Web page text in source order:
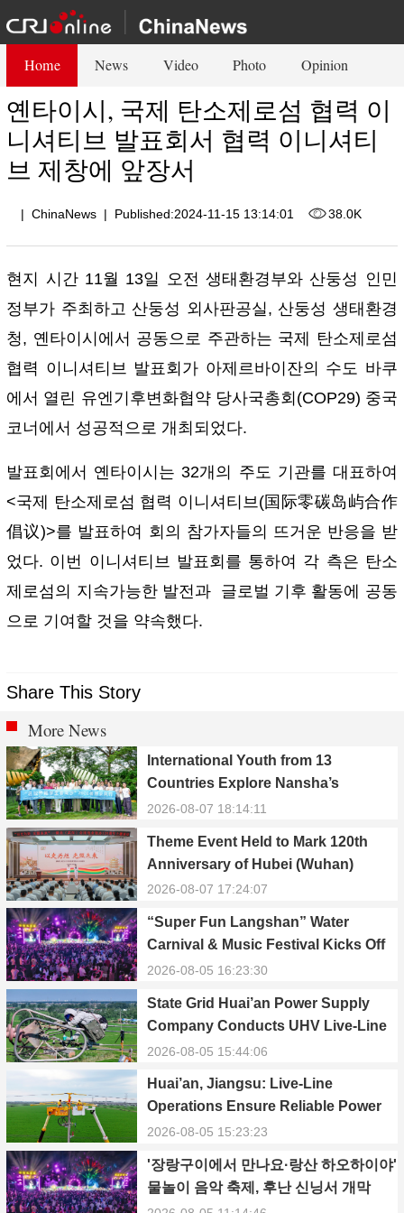
Home News Video Photo Opinion
옌타이시, 국제 탄소제로섬 협력 이
니셔티브 발표회서 협력 이니셔티
브 제창에 앞장서
| ChinaNews | Published:2024-11-15 13:14:01 38.0K
현지 시간 11월 13일 오전 생태환경부와 산둥성 인민
정부가 주최하고 산둥성 외사판공실, 산둥성 생태환경
청, 옌타이시에서 공동으로 주관하는 국제 탄소제로섬
협력 이니셔티브 발표회가 아제르바이잔의 수도 바쿠
에서 열린 유엔기후변화협약 당사국총회(COP29) 중국
코너에서 성공적으로 개최되었다.
발표회에서 옌타이시는 32개의 주도 기관를 대표하여
<국제 탄소제로섬 협력 이니셔티브(国际零碳岛屿合作
倡议)>를 발표하여 회의 참가자들의 뜨거운 반응을 받
었다. 이번 이니셔티브 발표회를 통하여 각 측은 탄소
제로섬의 지속가능한 발전과 글로벌 기후 활동에 공동
으로 기여할 것을 약속했다.
Share This Story
More News
International Youth from 13
Countries Explore Nansha’s
Technology, Heritage, and Rural
2026-08-07 18:14:11
Theme Event Held to Mark 120th
Anniversary of Hubei (Wuhan)
Public Electric Utility
2026-08-07 17:24:07
“Super Fun Langshan” Water
Carnival & Music Festival Kicks Off
in Xinning, Hunan
2026-08-05 16:23:30
State Grid Huai’an Power Supply
Company Conducts UHV Live-Line
Maintenance to Safeguard Reliable
Season
2026-08-05 15:44:06
Huai’an, Jiangsu: Live-Line
Operations Ensure Reliable Power
Supply Amid Heatwave
2026-08-05 15:23:23
'장랑구이에서 만나요·랑산 하오하이야'
물놀이 음악 축제, 후난 신닝서 개막